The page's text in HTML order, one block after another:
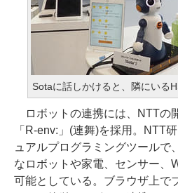
Sotaに話しかけると、隣にいる
ロボットの連携には、NTTの
「R-env:」(連舞)を採用。NTT
ュアルプログラミングツールで
なロボットや家電、センサー、
可能としている。ブラウザ上で